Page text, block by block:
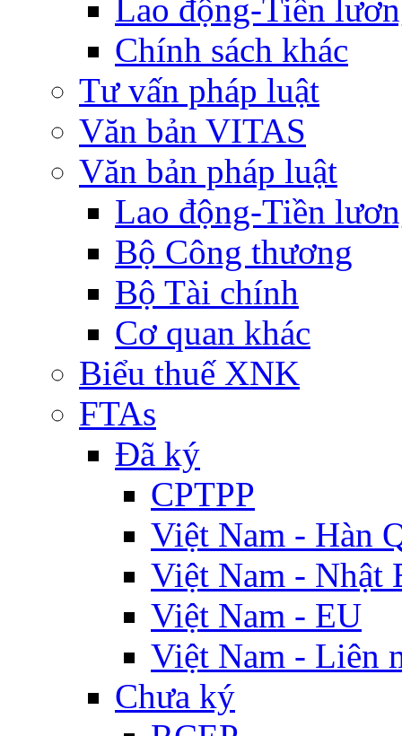
Lao động-Tiền
Chính sách khác
Tư vấn pháp luật
Văn bản VITAS
Văn bản pháp luật
Lao động-Tiền
Bộ Công thương
Bộ Tài chính
Cơ quan khác
Biểu thuế XNK
FTAs
Đã ký
CPTPP
Việt Nam - Hàn
Việt Nam - Nhật
Việt Nam - EU
Việt Nam - Liên
Chưa ký